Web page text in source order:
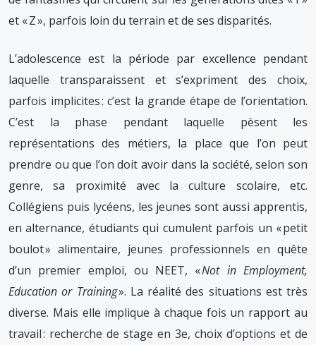
et « Z », parfois loin du terrain et de ses disparités.
L’adolescence est la période par excellence pendant
laquelle transparaissent et s’expriment des choix,
parfois implicites : c’est la grande étape de l’orientation.
C’est la phase pendant laquelle pèsent les
représentations des métiers, la place que l’on peut
prendre ou que l’on doit avoir dans la société, selon son
genre, sa proximité avec la culture scolaire, etc.
Collégiens puis lycéens, les jeunes sont aussi apprentis,
en alternance, étudiants qui cumulent parfois un « petit
boulot » alimentaire, jeunes professionnels en quête
d’un premier emploi, ou NEET, «Not in Employment,
Education or Training». La réalité des situations est très
diverse. Mais elle implique à chaque fois un rapport au
travail : recherche de stage en 3e, choix d’options et de